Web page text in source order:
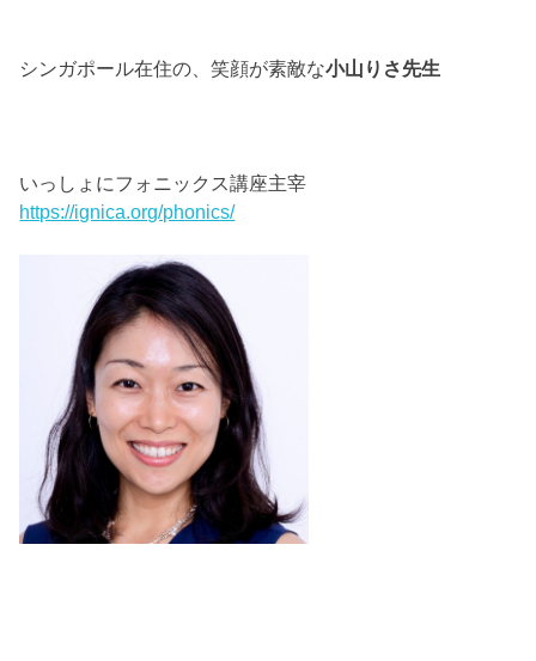
シンガポール在住の、笑顔が素敵な小山りさ先生
いっしょにフォニックス講座主宰
https://ignica.org/phonics/